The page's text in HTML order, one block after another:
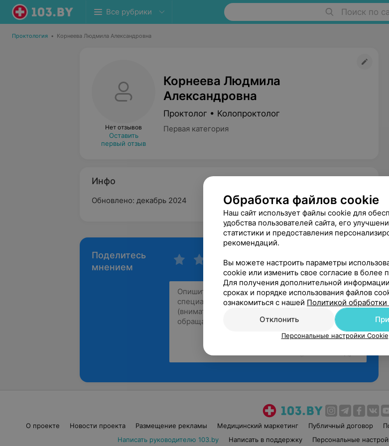
Все рубрики Поиск по
Проктология • Корнеева Людмила Александровна
Нет отзывов
Оставить
первый отзыв
Корнеева Людмила
Александровна
Проктолог • Колопроктолог
Первая категория
Инфо
Обновлено: декабрь 2024
Поделитесь
мнением
О проекте Новости проекта Размещение рекламы Медицинский маркетинг Публичный договор
Написать руководителю 103.by
Написать в поддержку Персональные
Обработка файлов cookie
Наш сайт использует файлы cookie для
удобства пользователей сайта, его
статистики и предоставления
рекомендаций.
Вы можете настроить параметры
cookie или изменить свое согласие в более
Для получения дополнительной
сроках и порядке использования файлов
ознакомиться с нашей Политикой
Отклонить
Персональные настройки Cookie